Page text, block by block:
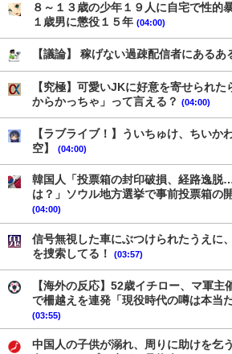
８～１３歳の少年１９人に自宅で性的
１歳男に懲役１５年 (04:00)
【議論】 稼げない過疎配信者にあるあ
【究極】可愛いJKに好意を寄せられ
からかっちゃ」って言える？ (04:00)
【ラブライブ！】ういちゅけ、ちいか
空】
(04:00)
韓国人「投票箱の封印破損、経路逸脱
は？」ソウル地方選挙で事前投票箱の
(04:00)
信号無視した車にぶつけられたうえに
を捜索してる！
(03:57)
【海外の反応】52歳イチロー、マ軍主
で柵越えを連発「現役時代の噂は本当
(03:55)
中国人の子供が溺れ、周りに助けを乞